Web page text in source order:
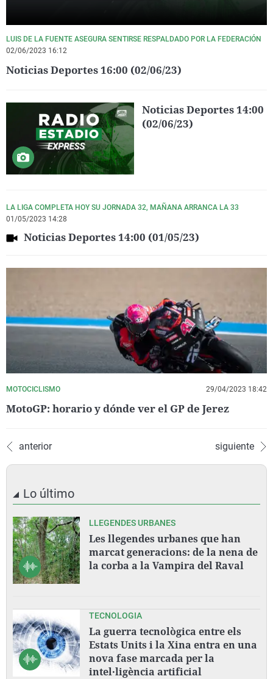
LUIS DE LA FUENTE ASEGURA SENTIRSE RESPALDADO POR LA FEDERACIÓN
02/06/2023 16:12
Noticias Deportes 16:00 (02/06/23)
Noticias Deportes 14:00
(02/06/23)
LA LIGA COMPLETA HOY SU JORNADA 32, MAÑANA ARRANCA LA 33
01/05/2023 14:28
Noticias Deportes 14:00 (01/05/23)
MOTOCICLISMO 29/04/2023 18:42
MotoGP: horario y dónde ver el GP de Jerez
anterior siguiente
Lo último
LLEGENDES URBANES
Les llegendes urbanes que han
marcat generacions: de la nena de
la corba a la Vampira del Raval
TECNOLOGIA
La guerra tecnològica entre els
Estats Units i la Xina entra en una
nova fase marcada per la
intel·ligència artificial